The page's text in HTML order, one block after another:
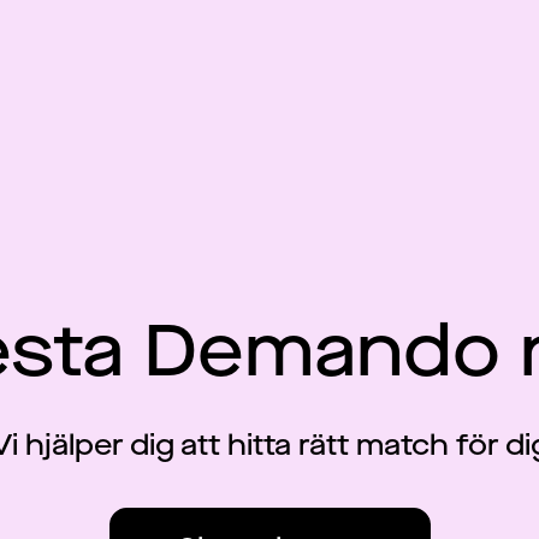
Demando
hjälper dig att hitta rätt match för